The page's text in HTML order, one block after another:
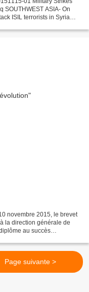
SOUTHWEST ASIA- On
ISIL terrorists in Syria
novembre 2015, le brevet
la direction générale de
au succès
Page suivante >